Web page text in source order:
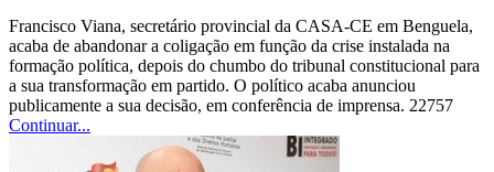
Francisco Viana, secretário provincial da CASA-CE em Benguela,
acaba de abandonar a coligação em função da crise instalada na
formação política, depois do chumbo do tribunal constitucional para
a sua transformação em partido. O político acaba anunciou
publicamente a sua decisão, em conferência de imprensa. 22757
Continuar...